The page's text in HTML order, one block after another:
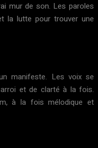
mur de son. Les paroles
la lutte pour trouver une
manifeste. Les voix se
et de clarté à la fois.
à la fois mélodique et